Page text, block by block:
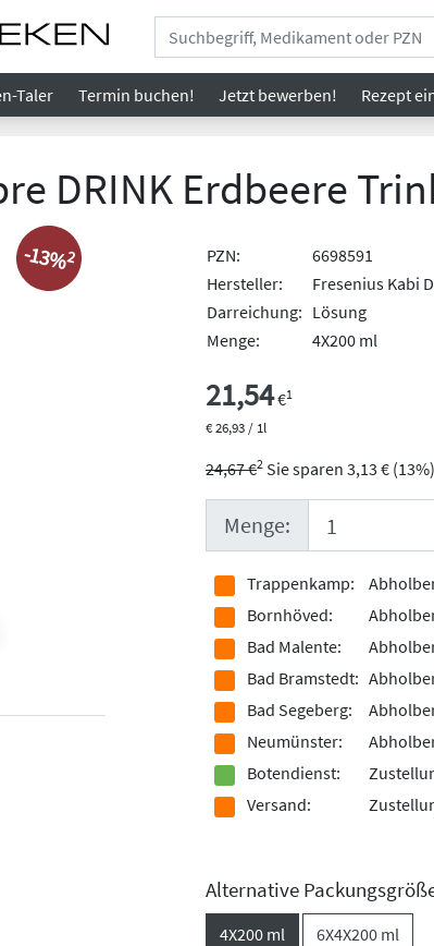
Taler Termin buchen! Jetzt bewerben! Rezept
DRINK Erdbeere
-13%2 PZN:
6698591
Hersteller:
Fresenius Kabi
Darreichung: Lösung
Menge:
4X200 ml
21,54€1
€ 26,93 / 1l
24,67 €2 Sie sparen 3,13 € (13%)
Menge:
Trappenkamp:
Bornhöved:
Bad Malente:
Bad Bramstedt:
Bad Segeberg:
Neumünster:
Botendienst:
Versand:
Alternative
4X200 ml 6X4X200 ml